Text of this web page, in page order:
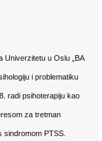
Univerzitetu u Oslu „BA
i problematiku
radi psihoterapiju kao
za tretman
PTSS.